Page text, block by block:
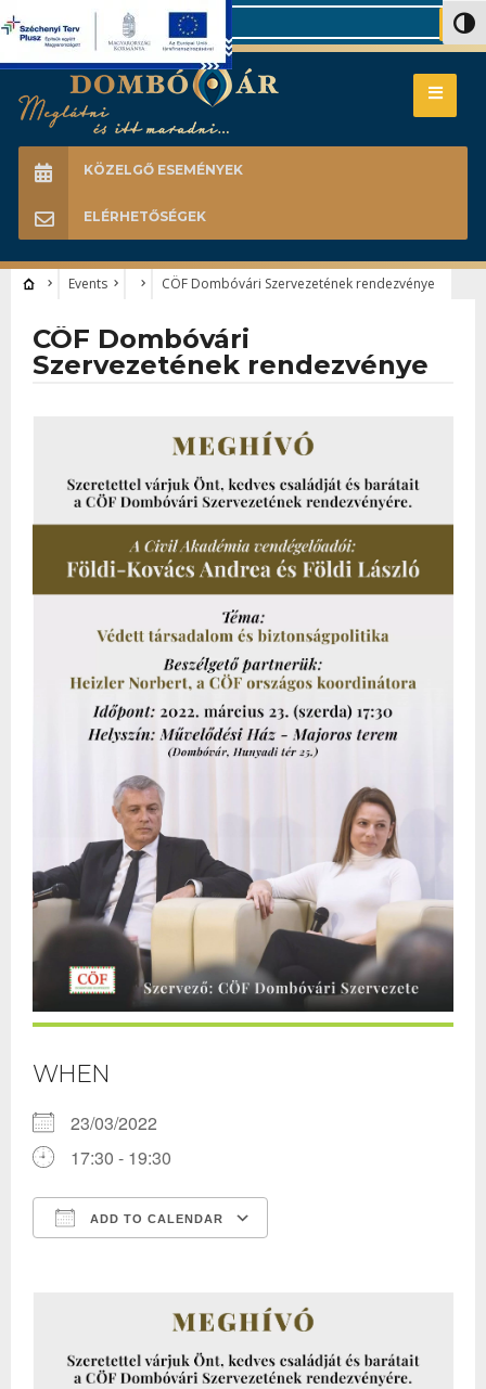
Search
KÖZELGŐ ESEMÉNYEK
ELÉRHETŐSÉGEK
Events CÖF Dombóvári Szervezetének rendezvénye
CÖF Dombóvári
Szervezetének rendezvénye
WHEN
23/03/2022
17:30 - 19:30
ADD TO CALENDAR